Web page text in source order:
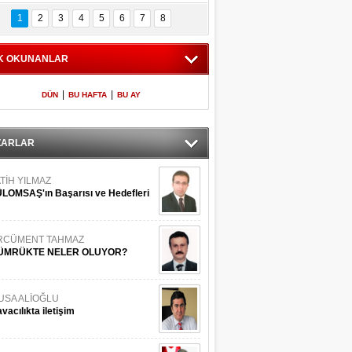
İstanbul
Adaları
600 milletvekilinin
listesi
1 2 3 4 5 6 7 8
OKUNANLAR
DÜN BU HAFTA BU AY
YILMAZ
Başarısı ve Hedefleri
TAHMAZ
NELER OLUYOR?
ALİOĞLU
iletişim